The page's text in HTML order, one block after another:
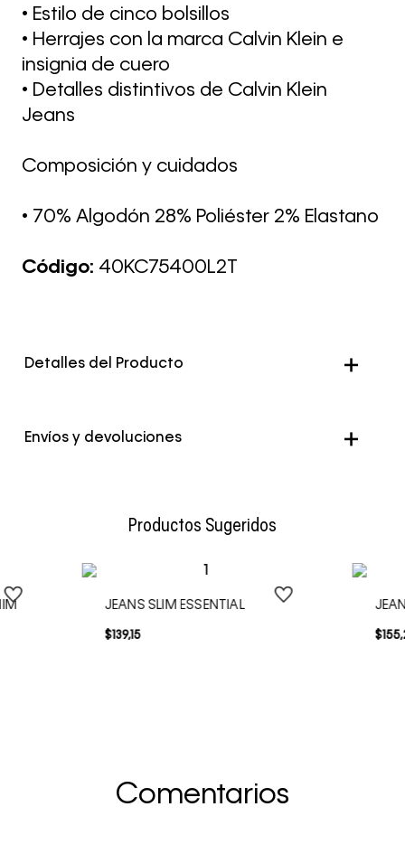
• Estilo de cinco bolsillos
• Herrajes con la marca Calvin Klein e
insignia de cuero
• Detalles distintivos de Calvin Klein
Jeans
Composición y cuidados
• 70% Algodón 28% Poliéster 2% Elastano
Código: 40KC75400L2T
Detalles del Producto
Color Multicolor
Envíos y devoluciones
Productos Sugeridos
JEANS SLIM ESSENTIAL
$139,15 $155,
Comentarios